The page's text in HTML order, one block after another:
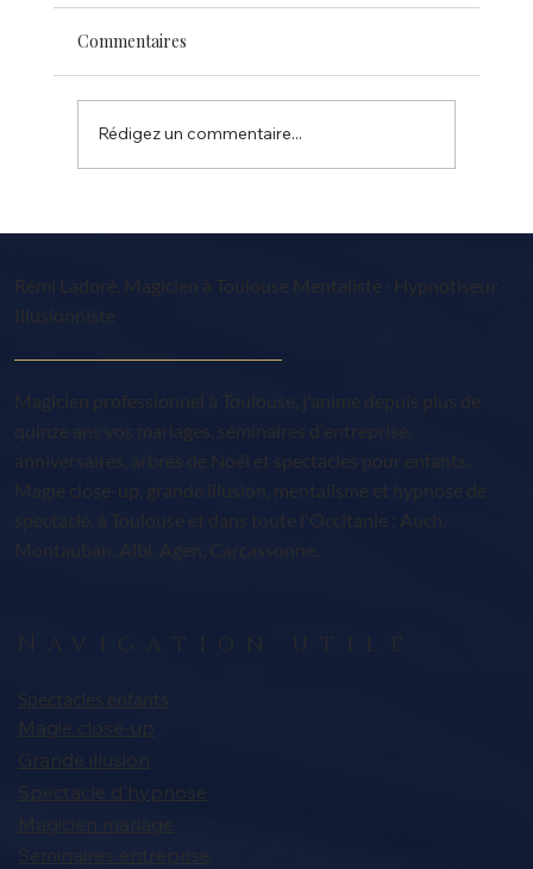
Commentaires
Rédigez un commentaire...
Rémi Ladoré, Magicien à Toulouse Mentaliste · Hypnotiseur ·
Illusionniste
Magicien professionnel à Toulouse, j'anime depuis plus de
quinze ans vos mariages, séminaires d'entreprise,
anniversaires, arbres de Noël et spectacles pour enfants.
Magie close-up, grande illusion, mentalisme et hypnose de
spectacle, à Toulouse et dans toute l'Occitanie : Auch,
Navigation utile
Spectacles enfants
Magie close-up
Grande illusion
Spectacle d'hypnose
Séminaires entreprise